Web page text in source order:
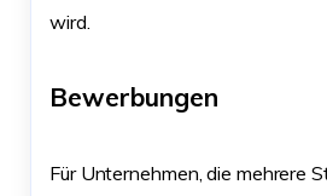
wird.
Bewerbungen
Für Unternehmen, die mehrere